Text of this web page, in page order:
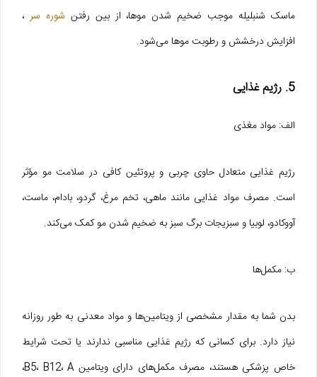
ماسک شنبلیله موجب ضخیم شدن موها، از بین رفتن شوره سر ،
افزایش درخشش و رطوبت موها می‌شود.
5. رژیم غذایی
الف: مواد مغذی
رژیم غذایی متعادل حاوی چربی و پروتئین کافی در سلامت مو مؤثر
است. مصرف مواد غذایی مانند ماهی، تخم مرغ، گردو، بادام، ماست،
آووکادو، لوبیا و سبزیجات برگ سبز به ضخیم شدن مو کمک می‌کند.
ب: مکمل‌ها
بدن شما به مقدار مشخصی از ویتامین‌ها و مواد معدنی به طور روزانه
نیاز دارد. برای کسانی که رژیم غذایی مناسبی ندارند یا تحت شرایط
خاص پزشکی هستند، مصرف مکمل‌های دارای ویتامین B5، B12، A،